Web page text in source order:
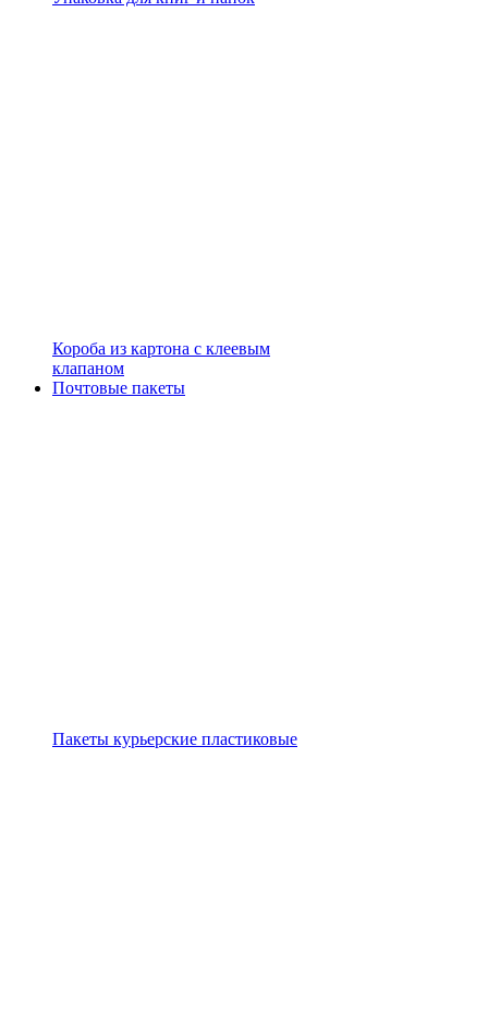
Короба из картона с клеевым
клапаном
Почтовые пакеты
Пакеты курьерские пластиковые